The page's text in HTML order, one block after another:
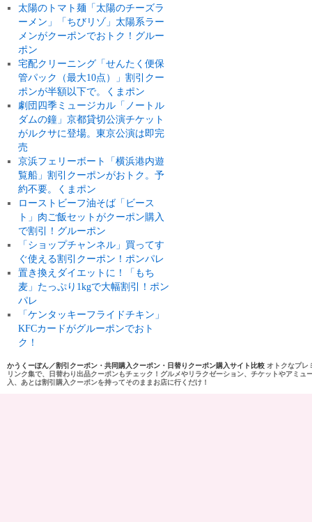
太陽のトマト麺「太陽のチーズラ
ーメン」「ちびリゾ」太陽系ラー
メンがクーポンでおトク！グルー
ポン
宅配クリーニング「せんたく便保
管パック（最大10点）」割引クー
ポンが半額以下で。くまポン
劇団四季ミュージカル「ノートル
ダムの鐘」京都貸切公演チケット
がルクサに登場。東京公演は即完
売
京浜フェリーボート「横浜港内遊
覧船」割引クーポンがおトク。予
約不要。くまポン
ローストビーフ油そば「ビース
ト」肉ご飯セットがクーポン購入
で割引！グルーポン
「ショップチャンネル」買ってす
ぐ使える割引クーポン！ポンパレ
置き換えダイエットに！「もち
麦」たっぷり1kgで大幅割引！ポン
パレ
「ケンタッキーフライドチキン」
KFCカードがグルーポンでおト
ク！
かうくーぽん／割引クーポン・共同購入クーポン・日替りクーポン購入サイト比較 オトクなプレ
リンク集で、日替わり出品クーポンもチェック！グルメやリラクゼーション、チケットやアミ
入、あとは割引購入クーポンを持ってそのままお店に行くだけ！